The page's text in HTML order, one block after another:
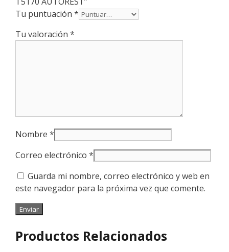
Tu puntuación *
Tu valoración *
Nombre *
Correo electrónico *
Guarda mi nombre, correo electrónico y web en
este navegador para la próxima vez que comente.
Productos Relacionados